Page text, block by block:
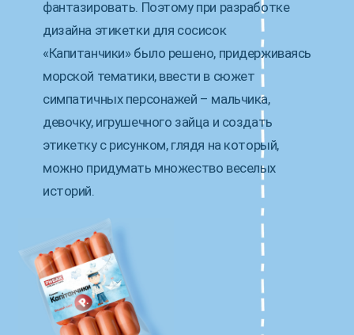
фантазировать. Поэтому при разработке
дизайна этикетки для сосисок
«Капитанчики» было решено, придерживаясь
морской тематики, ввести в сюжет
симпатичных персонажей – мальчика,
девочку, игрушечного зайца и создать
этикетку с рисунком, глядя на который,
можно придумать множество веселых
историй.